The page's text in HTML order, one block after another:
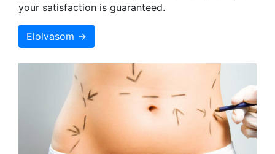
your satisfaction is guaranteed.
Elolvasom →